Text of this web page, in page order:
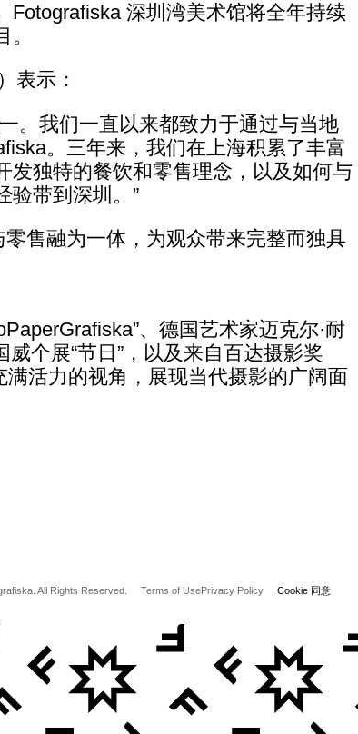
Fotografiska 深圳湾美术馆将全年持续
表示：
。我们一直以来都致力于通过与当地
。三年来，我们在上海积累了丰富
发独特的餐饮和零售理念，以及如何与
验带到深圳。”
售融为一体，为观众带来完整而独具
、德国艺术家迈克尔·耐
个展“节日”，以及来自百达摄影奖
满活力的视角，展现当代摄影的广阔面
All Rights Reserved. Terms of UsePrivacy Policy Cookie 同意